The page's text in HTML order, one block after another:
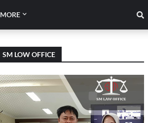
MORE
SM LOW OFFICE